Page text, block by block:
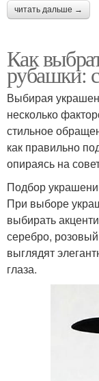
читать дальше →
Как
рубашки:
Выбирая
несколько
стильное
как правильно
опираясь на
Подбор
При выборе
выбирать
серебро,
выглядят
глаза.